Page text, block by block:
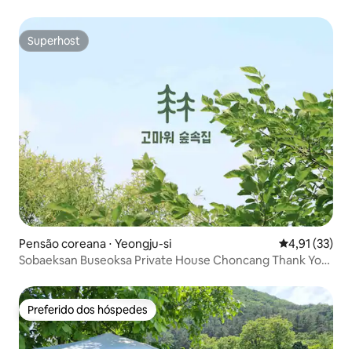
estimação queridos!
Superhost
Superhost
Pensão coreana ⋅ Yeongju-si 4,91 de uma
4,91 (33)
Sobaeksan Buseoksa Private House Choncang Thank You
Preferido dos hóspedes
Preferido dos hóspedes